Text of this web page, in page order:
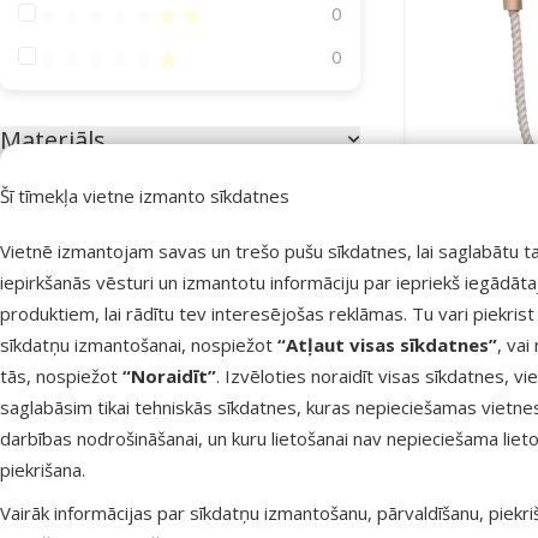
Šī tīmekļa vietne izmanto sīkdatnes
Vietnē izmantojam savas un trešo pušu sīkdatnes, lai saglabātu
iepirkšanās vēsturi un izmantotu informāciju par iepriekš
produktiem, lai rādītu tev interesējošas reklāmas. Tu vari piekrist
sīkdatņu izmantošanai, nospiežot “Atļaut visas sīkdatnes”, vai
tās, nospiežot “Noraidīt”. Izvēloties noraidīt visas sīkdatnes,
saglabāsim tikai tehniskās sīkdatnes, kuras nepieciešamas
darbības nodrošināšanai, un kuru lietošanai nav nepieciešama
piekrišana.
Vairāk informācijas par sīkdatņu izmantošanu, pārvaldīšanu,
Atsauksmes 40%
0
Atsauksmes 20%
0
Materiāls
Metāls
5
Sizals
1
Āda
Krāsa
Balta
Lakta
Noliktavā